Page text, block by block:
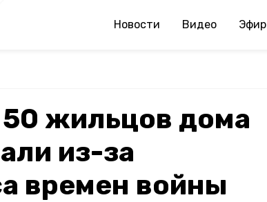
Новости Видео Эфир
жильцов дома
из-за
времен войны